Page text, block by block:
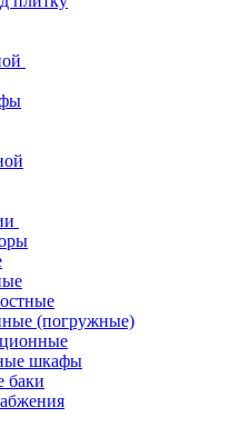
(погружные)
шкафы
баки